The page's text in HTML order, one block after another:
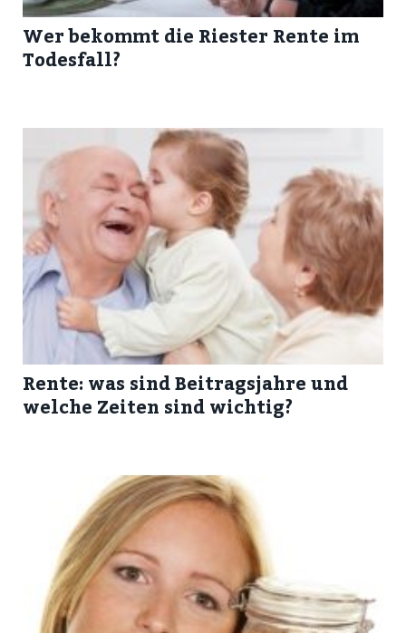
Wer bekommt die Riester Rente im
Todesfall?
Rente: was sind Beitragsjahre und
welche Zeiten sind wichtig?